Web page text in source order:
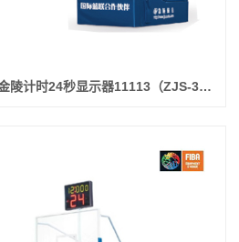
金陵计时24秒显示器11113（ZJS-3A）